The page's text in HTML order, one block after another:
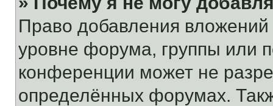
Право добавления
уровне форума, группы или
конференции может не
определённых форумах.